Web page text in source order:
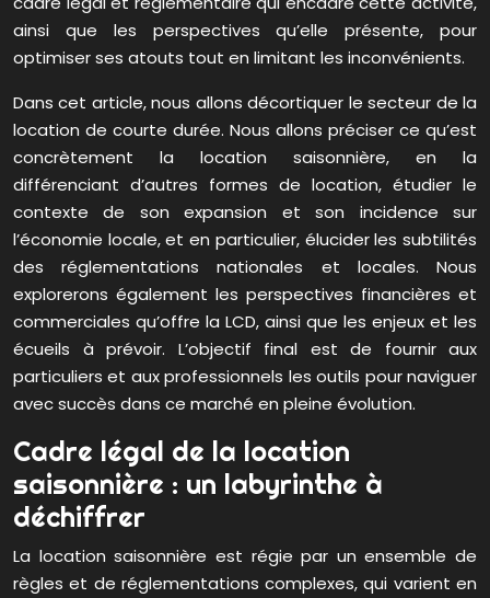
ainsi que les perspectives qu’elle présente, pour
optimiser ses atouts tout en limitant les inconvénients.
Dans cet article, nous allons décortiquer le secteur de la
location de courte durée. Nous allons préciser ce qu’est
concrètement la location saisonnière, en la
différenciant d’autres formes de location, étudier le
contexte de son expansion et son incidence sur
l’économie locale, et en particulier, élucider les subtilités
des réglementations nationales et locales. Nous
explorerons également les perspectives financières et
commerciales qu’offre la LCD, ainsi que les enjeux et les
écueils à prévoir. L’objectif final est de fournir aux
particuliers et aux professionnels les outils pour naviguer
avec succès dans ce marché en pleine évolution.
Cadre légal de la location
saisonnière : un labyrinthe à
déchiffrer
La location saisonnière est régie par un ensemble de
règles et de réglementations complexes, qui varient en